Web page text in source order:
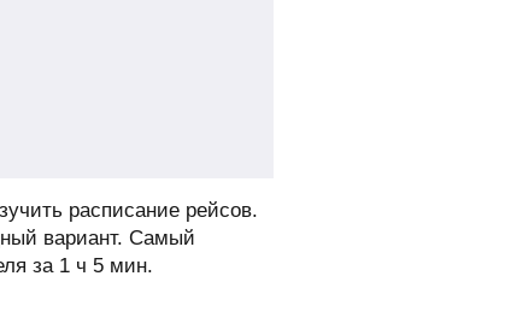
расписание рейсов.
вариант. Самый
за 1 ч 5 мин.